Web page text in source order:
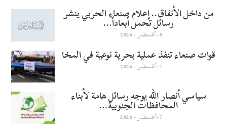
من داخل الأنفاق.. إعلام صنعاء الحربي ينشر
رسائل تحمل أبعاداً…
8-أغسطس- 2026
قوات صنعاء تنفذ عملية بحرية نوعية في المخا
7-أغسطس- 2026
سياسي أنصار الله يوجه رسائل هامة لأبناء
المحافظات الجنوبية…
7-أغسطس- 2026